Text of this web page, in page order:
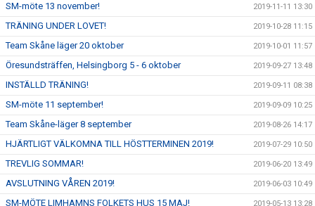
SM-möte 13 november! 2019-11-11 13:30
TRÄNING UNDER LOVET! 2019-10-28 11:15
Team Skåne läger 20 oktober 2019-10-01 11:57
Öresundsträffen, Helsingborg 5 - 6 oktober 2019-09-27 13:48
INSTÄLLD TRÄNING! 2019-09-11 08:38
SM-möte 11 september! 2019-09-09 10:25
Team Skåne-läger 8 september 2019-08-26 14:17
HJÄRTLIGT VÄLKOMNA TILL HÖSTTERMINEN 2019! 2019-07-29 10:50
TREVLIG SOMMAR! 2019-06-20 13:49
AVSLUTNING VÅREN 2019! 2019-06-03 10:49
SM-MÖTE LIMHAMNS FOLKETS HUS 15 MAJ! 2019-05-13 13:28